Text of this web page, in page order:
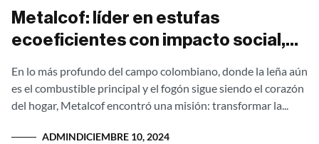
Metalcof: líder en estufas
ecoeficientes con impacto social,
Colombia
En lo más profundo del campo colombiano, donde la leña aún
es el combustible principal y el fogón sigue siendo el corazón
del hogar, Metalcof encontró una misión: transformar la...
ADMINDICIEMBRE 10, 2024